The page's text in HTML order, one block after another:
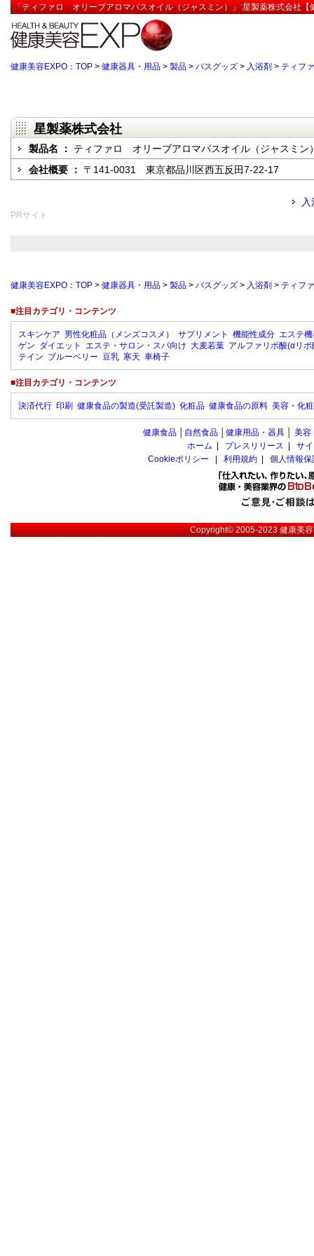
「ティファロ オリーブアロマバスオイル（ジャスミン）」:星製薬株式会社【
健康美容EXPO：TOP > 健康器具・用品 > 製品 > バスグッズ > 入浴剤 > ティフ
星製薬株式会社
製品名 ： ティファロ オリーブアロマバスオイル（ジャスミン
会社概要 ： 〒141-0031 東京都品川区西五反田7-22-17
PRサイト
健康美容EXPO：TOP > 健康器具・用品 > 製品 > バスグッズ > 入浴剤 > ティフ
■注目カテゴリ・コンテンツ
スキンケア 男性化粧品（メンズコスメ） サプリメント 機能性成分 エステ
ゲン ダイエット エステ・サロン・スパ向け 大麦若葉 アルファリポ酸(αリポ
テイン ブルーベリー 豆乳 寒天 車椅子
■注目カテゴリ・コンテンツ
決済代行 印刷 健康食品の製造(受託製造) 化粧品 健康食品の原料 美容・化
健康食品 自然食品 健康用品・器具 美容
ホーム
プレスリリース
サ
Cookieポリシー
利用規約 個人情報
Copyright© 2005-2023健康美